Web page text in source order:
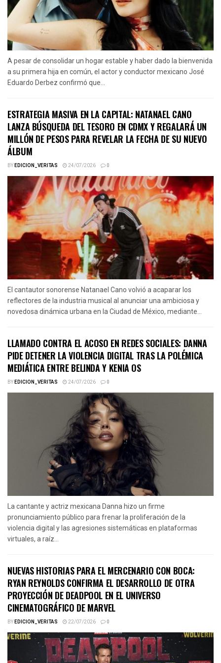
A pesar de consolidar un hogar estable y haber dado la bienvenida
a su primera hija en común, el actor y conductor mexicano José
Eduardo Derbez confirmó que...
ESTRATEGIA MASIVA EN LA CAPITAL: NATANAEL CANO
LANZA BÚSQUEDA DEL TESORO EN CDMX Y REGALARÁ UN
MILLÓN DE PESOS PARA REVELAR LA FECHA DE SU NUEVO
ÁLBUM
BYEDICION_VERITAS 24/07/2026 0
El cantautor sonorense Natanael Cano volvió a acaparar los
reflectores de la industria musical al anunciar una ambiciosa y
novedosa dinámica urbana en la Ciudad de México, mediante...
LLAMADO CONTRA EL ACOSO EN REDES SOCIALES: DANNA
PIDE DETENER LA VIOLENCIA DIGITAL TRAS LA POLÉMICA
MEDIÁTICA ENTRE BELINDA Y KENIA OS
BYEDICION_VERITAS 24/07/2026 0
La cantante y actriz mexicana Danna hizo un firme
pronunciamiento público para frenar la proliferación de la
violencia digital y las agresiones sistemáticas en plataformas
virtuales, a raíz...
NUEVAS HISTORIAS PARA EL MERCENARIO CON BOCA:
RYAN REYNOLDS CONFIRMA EL DESARROLLO DE OTRA
PROYECCIÓN DE DEADPOOL EN EL UNIVERSO
CINEMATOGRÁFICO DE MARVEL
BYEDICION_VERITAS 22/07/2026 0